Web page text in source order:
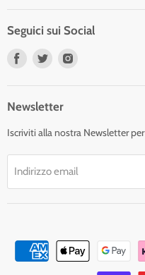
Seguici sui Social
Trovaci
Trovaci
Newsletter
Iscriviti alla nostra Newsletter
Indirizzo email